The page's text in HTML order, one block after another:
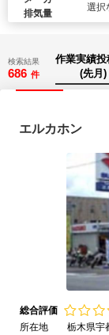
排気量
選択
検索結果
686 件
エルカホン
総合評価
所在地
栃木県宇